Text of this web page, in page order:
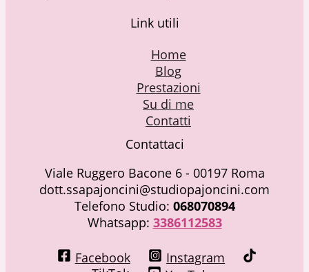
Link utili
Home
Blog
Prestazioni
Su di me
Contatti
Contattaci
Viale Ruggero Bacone 6 - 00197 Roma
dott.ssapajoncini@studiopajoncini.com
Telefono Studio: 068070894
Whatsapp: 3386112583
Facebook
Instagram